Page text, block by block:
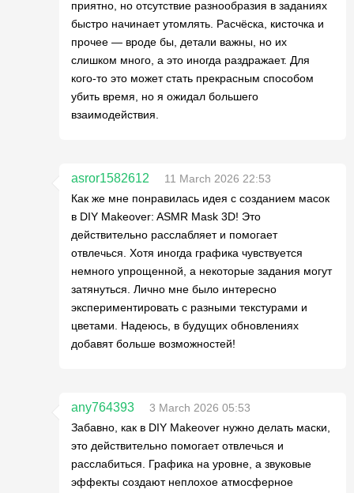
приятно, но отсутствие разнообразия в заданиях
быстро начинает утомлять. Расчёска, кисточка и
прочее — вроде бы, детали важны, но их
слишком много, а это иногда раздражает. Для
кого-то это может стать прекрасным способом
убить время, но я ожидал большего
взаимодействия.
asror1582612
11 March 2026 22:53
Как же мне понравилась идея с созданием масок
в DIY Makeover: ASMR Mask 3D! Это
действительно расслабляет и помогает
отвлечься. Хотя иногда графика чувствуется
немного упрощенной, а некоторые задания могут
затянуться. Лично мне было интересно
экспериментировать с разными текстурами и
цветами. Надеюсь, в будущих обновлениях
добавят больше возможностей!
any764393
3 March 2026 05:53
Забавно, как в DIY Makeover нужно делать маски,
это действительно помогает отвлечься и
расслабиться. Графика на уровне, а звуковые
эффекты создают неплохое атмосферное